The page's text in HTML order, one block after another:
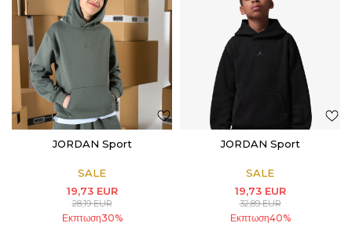
JORDAN Sport
SALE
19,73 EUR
28,19EUR
Εκπτωση30%
JORDAN Sport
SALE
19,73 EUR
32,89EUR
Εκπτωση40%